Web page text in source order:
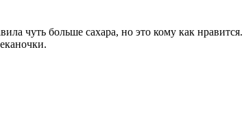
чуть больше сахара, но это кому как